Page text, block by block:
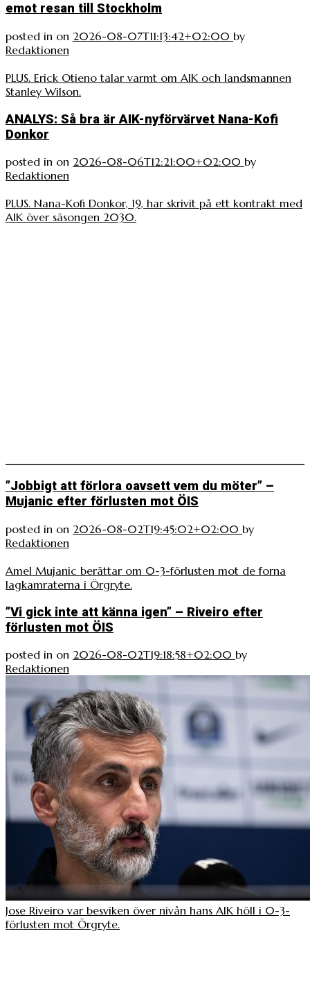
emot resan till Stockholm
posted in on 2026-08-07T11:13:42+02:00 by
Redaktionen
PLUS. Erick Otieno talar varmt om AIK och landsmannen
Stanley Wilson.
ANALYS: Så bra är AIK-nyförvärvet Nana-Kofi
Donkor
posted in on 2026-08-06T12:21:00+02:00 by
Redaktionen
PLUS. Nana-Kofi Donkor, 19, har skrivit på ett kontrakt med
AIK över säsongen 2030.
”Jobbigt att förlora oavsett vem du möter” –
Mujanic efter förlusten mot ÖIS
posted in on 2026-08-02T19:45:02+02:00 by
Redaktionen
Amel Mujanic berättar om 0-3-förlusten mot de forna
lagkamraterna i Örgryte.
”Vi gick inte att känna igen” – Riveiro efter
förlusten mot ÖIS
posted in on 2026-08-02T19:18:58+02:00 by
Redaktionen
Jose Riveiro var besviken över nivån hans AIK höll i 0-3-
förlusten mot Örgryte.